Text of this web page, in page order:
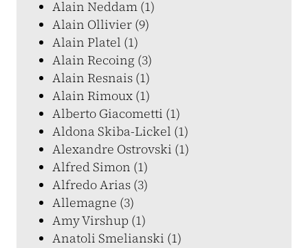
Alain Neddam (1)
Alain Ollivier (9)
Alain Platel (1)
Alain Recoing (3)
Alain Resnais (1)
Alain Rimoux (1)
Alberto Giacometti (1)
Aldona Skiba-Lickel (1)
Alexandre Ostrovski (1)
Alfred Simon (1)
Alfredo Arias (3)
Allemagne (3)
Amy Virshup (1)
Anatoli Smelianski (1)